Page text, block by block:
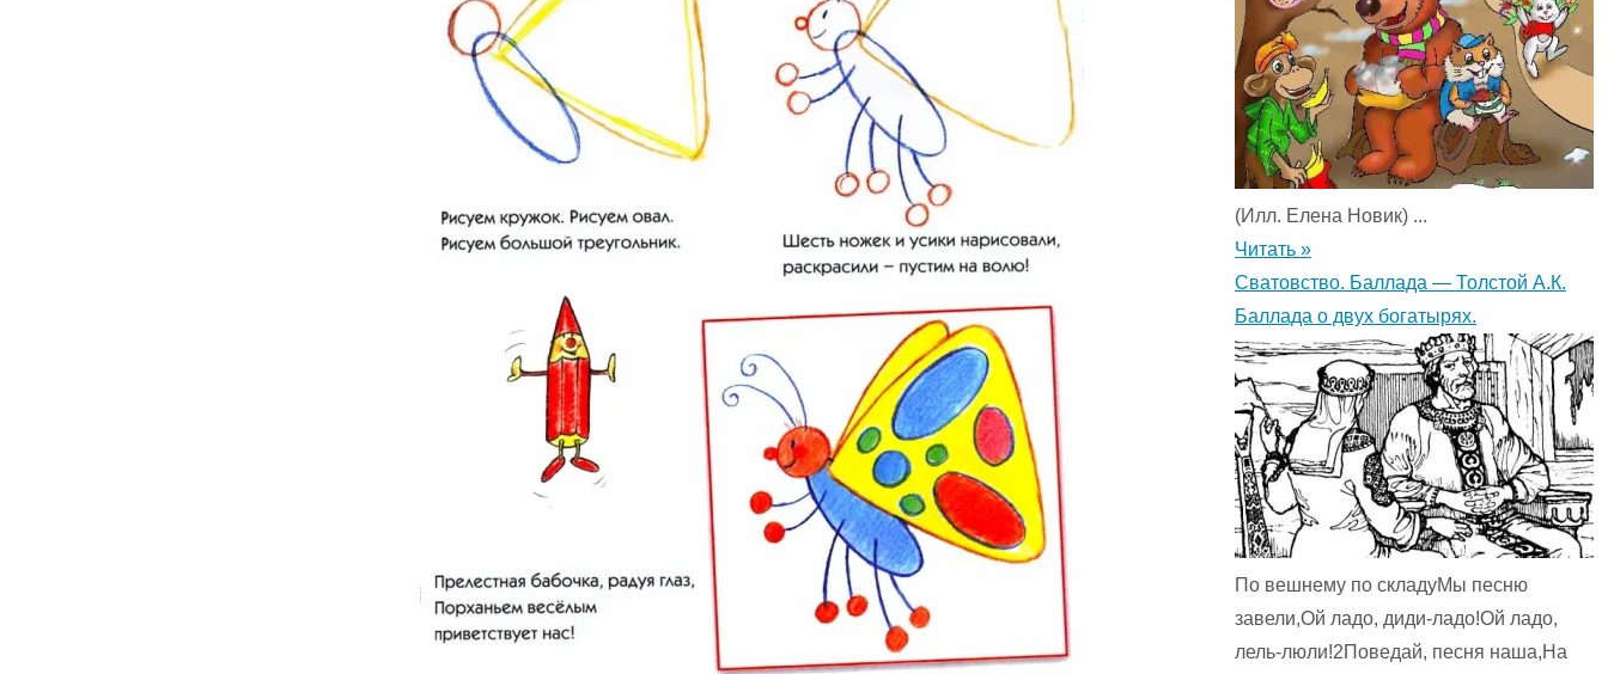
(Илл. Елена Новик) ...
Читать »
Сватовство. Баллада — Толстой А.К.
Баллада о двух богатырях.
По вешнему по складуМы песню
завели,Ой ладо, диди-ладо!Ой ладо,
лель-люли!2Поведай, песня наша,На